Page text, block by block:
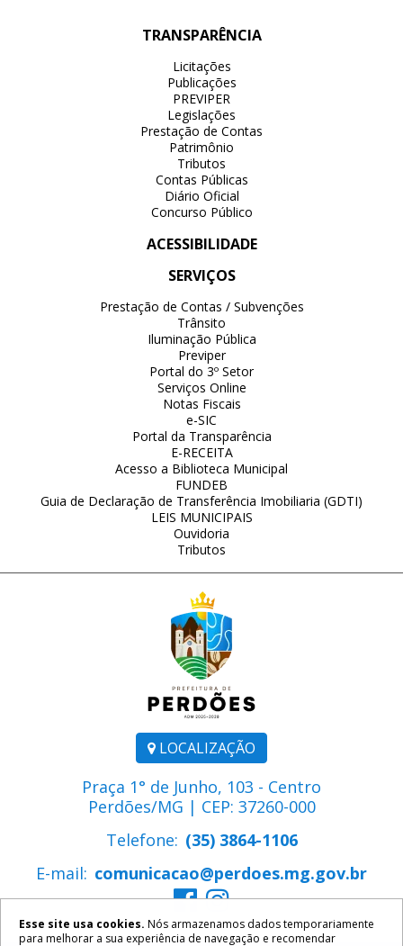
LOCALIZAÇÃO
Praça 1° de Junho, 103 - Centro
Perdões/MG | CEP: 37260-000
Telefone: (35) 3864-1106
E-mail: comunicacao@perdoes.mg.gov.br
TRANSPARÊNCIA
Licitações
Publicações
PREVIPER
Legislações
Prestação de Contas
Patrimônio
Tributos
Contas Públicas
Diário Oficial
Concurso Público
ACESSIBILIDADE
SERVIÇOS
Prestação de Contas / Subvenções
Trânsito
Iluminação Pública
Previper
Portal do 3º Setor
Serviços Online
Notas Fiscais
e-SIC
Portal da Transparência
E-RECEITA
Acesso a Biblioteca Municipal
FUNDEB
Guia de Declaração de Transferência Imobiliaria (GDTI)
LEIS MUNICIPAIS
Ouvidoria
Tributos
Esse site usa cookies. Nós armazenamos dados temporariamente
para melhorar a sua experiência de navegação e recomendar